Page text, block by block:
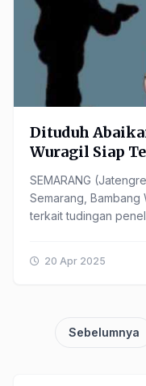
Dituduh
Wuragil Siap
SEMARANG
Semarang,
terkait tudingan
20 Apr 2025
Sebelumnya